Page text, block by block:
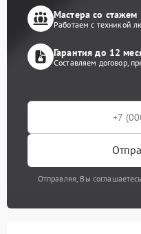
Мастера со стажем
Работаем с техникой
Гарантия до 12
Составляем договор,
Отправляя, Вы